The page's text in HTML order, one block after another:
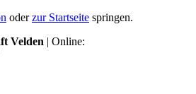
oderzur Startseite springen.
Velden | Online: